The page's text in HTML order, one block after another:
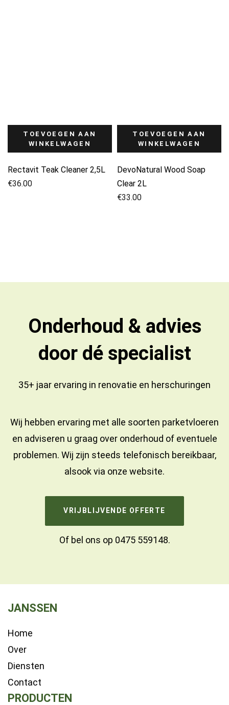
TOEVOEGEN AAN
WINKELWAGEN
Rectavit Teak Cleaner 2,5L
€36.00
TOEVOEGEN AAN
WINKELWAGEN
DevoNatural Wood Soap
Clear 2L
€33.00
Onderhoud & advies
door dé specialist
35+ jaar ervaring in renovatie en herschuringen
Wij hebben ervaring met alle soorten parketvloeren
en adviseren u graag over onderhoud of eventuele
problemen. Wij zijn steeds telefonisch bereikbaar,
alsook via onze website.
VRIJBLIJVENDE OFFERTE
Of bel ons op 0475 559148.
JANSSEN
Home
Over
Diensten
Contact
PRODUCTEN